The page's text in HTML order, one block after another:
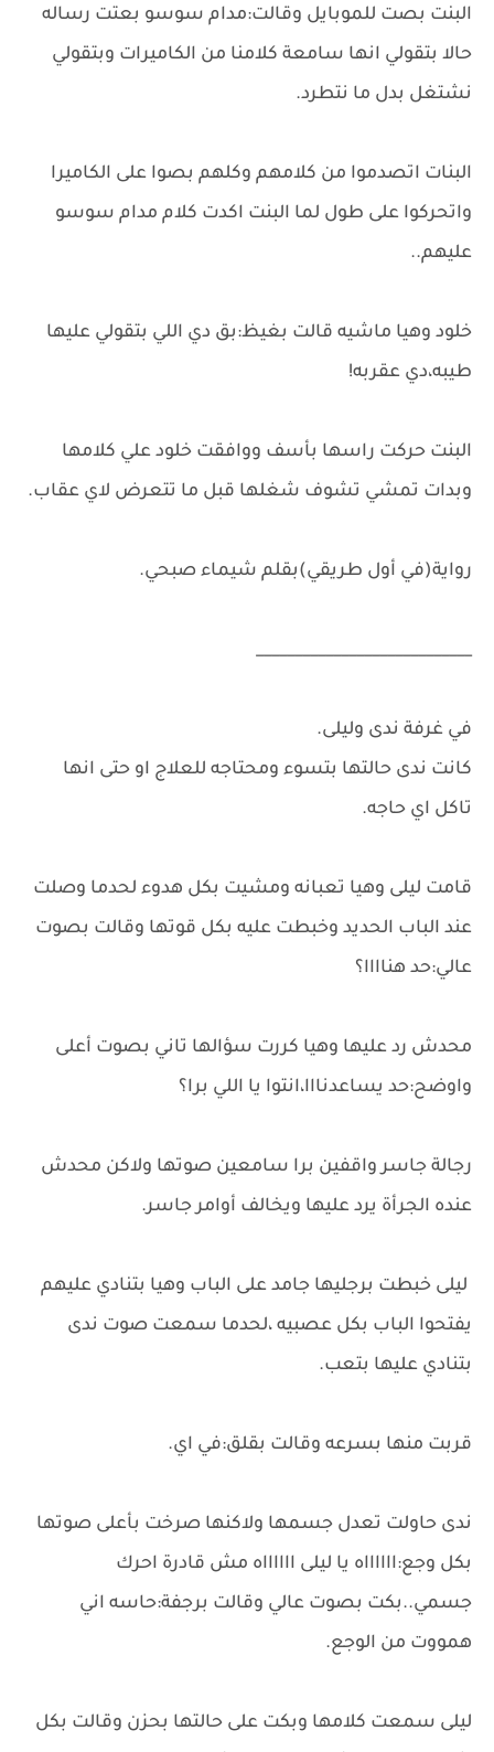
البنت بصت للموبايل وقالت:مدام سوسو بعتت رساله
حالا بتقولي انها سامعة كلامنا من الكاميرات وبتقولي
نشتغل بدل ما نتطرد.
البنات اتصدموا من كلامهم وكلهم بصوا على الكاميرا
واتحركوا على طول لما البنت اكدت كلام مدام سوسو
عليهم..
خلود وهيا ماشيه قالت بغيظ:بق دي اللي بتقولي عليها
طيبه،دي عقربه!
البنت حركت راسها بأسف ووافقت خلود علي كلامها
وبدات تمشي تشوف شغلها قبل ما تتعرض لاي عقاب.
رواية(في أول طريقي)بقلم شيماء صبحي.
____________________________
في غرفة ندى وليلى.
كانت ندى حالتها بتسوء ومحتاجه للعلاج او حتى انها
تاكل اي حاجه.
قامت ليلى وهيا تعبانه ومشيت بكل هدوء لحدما وصلت
عند الباب الحديد وخبطت عليه بكل قوتها وقالت بصوت
عالي:حد هناااا؟
محدش رد عليها وهيا كررت سؤالها تاني بصوت أعلى
واوضح:حد يساعدنااا،انتوا يا اللي برا؟
رجالة جاسر واقفين برا سامعين صوتها ولاكن محدش
عنده الجرأة يرد عليها ويخالف أوامر جاسر.
ليلى خبطت برجليها جامد على الباب وهيا بتنادي عليهم
يفتحوا الباب بكل عصبيه ،لحدما سمعت صوت ندى
بتنادي عليها بتعب.
قربت منها بسرعه وقالت بقلق:في اي.
ندى حاولت تعدل جسمها ولاكنها صرخت بأعلى صوتها
بكل وجع:ااااااه يا ليلى ااااااه مش قادرة احرك
جسمي..بكت بصوت عالي وقالت برجفة:حاسه اني
همووت من الوجع.
ليلى سمعت كلامها وبكت على حالتها بحزن وقالت بكل